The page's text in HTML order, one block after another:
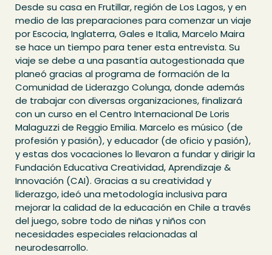
Desde su casa en Frutillar, región de Los Lagos, y en
medio de las preparaciones para comenzar un viaje
por Escocia, Inglaterra, Gales e Italia, Marcelo Maira
se hace un tiempo para tener esta entrevista. Su
viaje se debe a una pasantía autogestionada que
planeó gracias al programa de formación de la
Comunidad de Liderazgo Colunga, donde además
de trabajar con diversas organizaciones, finalizará
con un curso en el Centro Internacional De Loris
Malaguzzi de Reggio Emilia. Marcelo es músico (de
profesión y pasión), y educador (de oficio y pasión),
y estas dos vocaciones lo llevaron a fundar y dirigir la
Fundación Educativa Creatividad, Aprendizaje &
Innovación (CAI). Gracias a su creatividad y
liderazgo, ideó una metodología inclusiva para
mejorar la calidad de la educación en Chile a través
del juego, sobre todo de niñas y niños con
necesidades especiales relacionadas al
neurodesarrollo.